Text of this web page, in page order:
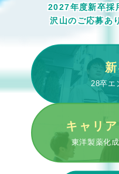
2027年度新卒採
沢山のご応募あ
28卒エ
キャリ
東洋製薬化